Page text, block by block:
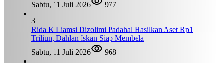
Sabtu, 11 Juli 2026
977
3
Rida K Liamsi Dizolimi Padahal Hasilkan Aset Rp1
Triliun, Dahlan Iskan Siap Membela
Sabtu, 11 Juli 2026
968